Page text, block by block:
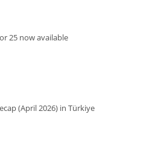
25 now available
(April 2026) in Türkiye